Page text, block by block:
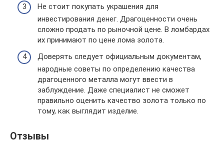
Не стоит покупать украшения для
инвестирования денег. Драгоценности очень
сложно продать по рыночной цене. В ломбардах
их принимают по цене лома золота.
Доверять следует официальным документам,
народные советы по определению качества
драгоценного металла могут ввести в
заблуждение. Даже специалист не сможет
правильно оценить качество золота только по
тому, как выглядит изделие.
Отзывы